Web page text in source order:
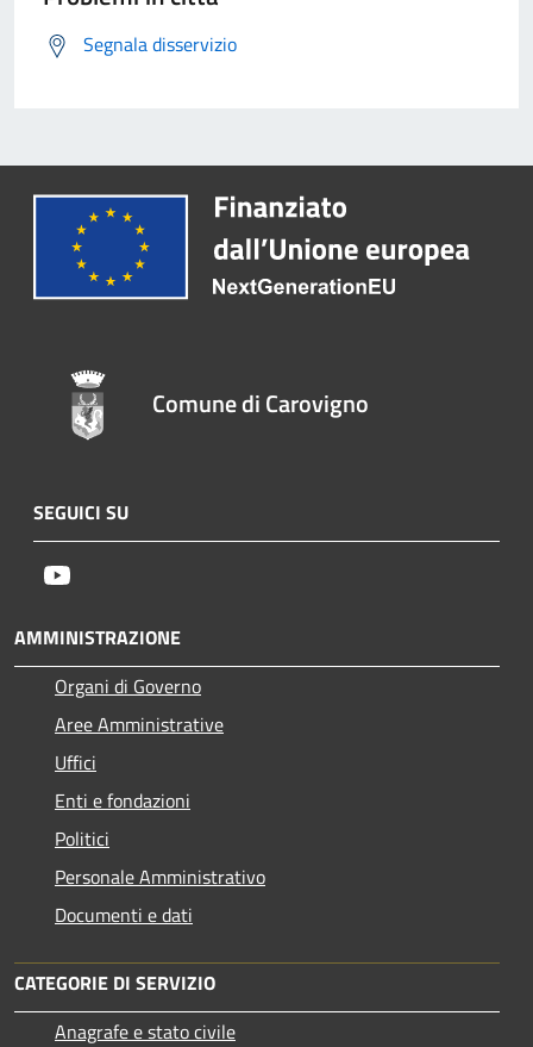
Segnala disservizio
Comune di Carovigno
SEGUICI SU
AMMINISTRAZIONE
Organi di Governo
Aree Amministrative
Uffici
Enti e fondazioni
Politici
Personale Amministrativo
Documenti e dati
CATEGORIE DI SERVIZIO
Anagrafe e stato civile